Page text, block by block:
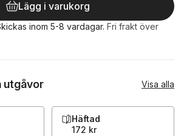
Lägg i varukorg
inom 5-8 vardagar. Fri frakt över
utgåvor Visa alla
Häftad
172 kr